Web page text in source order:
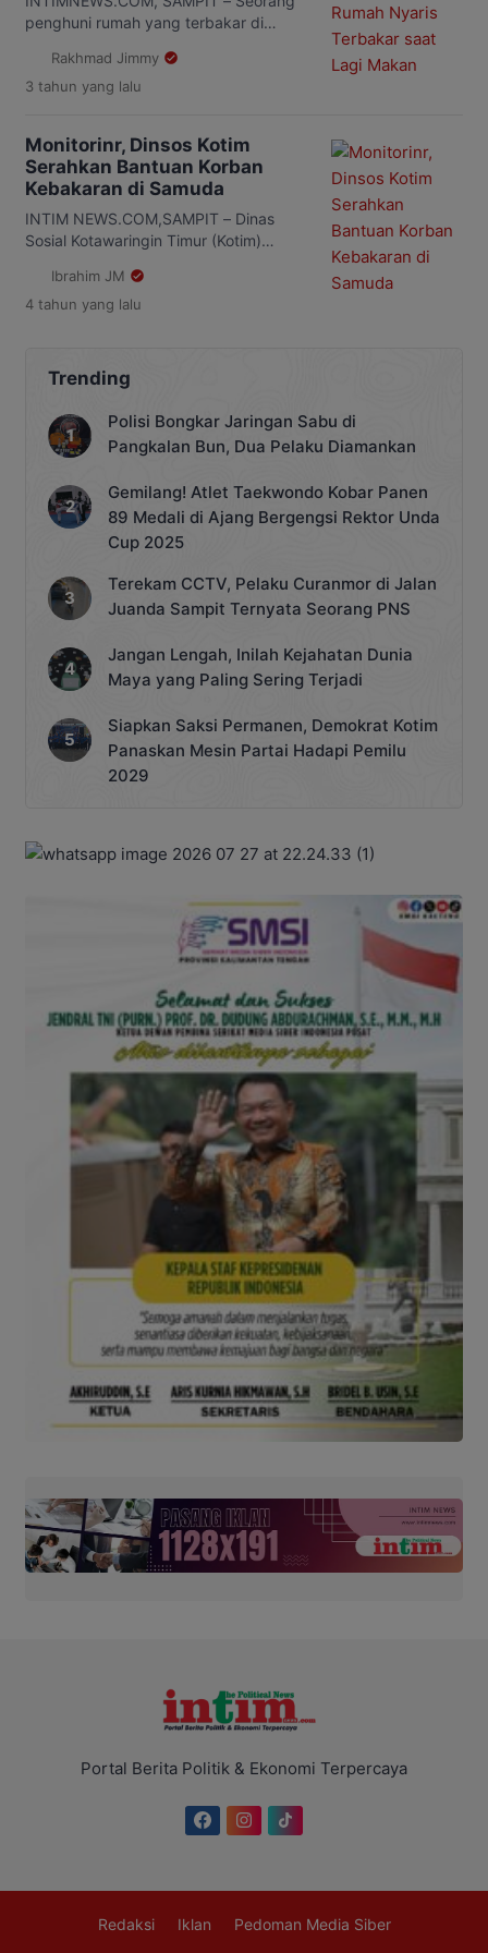
personel. Warga […]
penghuni rumah yang terbakar di
eks Golden bernama Ratna mengaku
nyaris ikut menjadi korban saat
bersama sang suami saat sedang
menyantap makan siang. “Saya lagi
makan bersama suami, tiba-tiba adik
saya teriak dari lantai dua bahwa ada
api, […]
Rakhmad Jimmy
3 tahun yang lalu
Monitorinr, Dinsos Kotim
Serahkan Bantuan Korban
Kebakaran di Samuda
INTIM NEWS.COM,SAMPIT – Dinas
Sosial Kotawaringin Timur (Kotim)
menyerahkan bantuan kepada korban
kebakaran di Desa Samuda Kota,
Kasubag Kepagawaian, M Yusuf Arif
kepada korban kebakaran. Yusuf
mengatakan, kegiatan ini sebagai
bentuk respon cepat Dinas Sosial
kepada korban kebakaran. Bantuan
Ibrahim JM
4 tahun yang lalu
Trending
Polisi Bongkar Jaringan Sabu di
Pangkalan Bun, Dua Pelaku Diamankan
Gemilang! Atlet Taekwondo Kobar Panen
89 Medali di Ajang Bergengsi Rektor Unda
Cup 2025
Terekam CCTV, Pelaku Curanmor di Jalan
Juanda Sampit Ternyata Seorang PNS
Jangan Lengah, Inilah Kejahatan Dunia
Maya yang Paling Sering Terjadi
Siapkan Saksi Permanen, Demokrat Kotim
Panaskan Mesin Partai Hadapi Pemilu
2029
Portal Berita Politik & Ekonomi Terpercaya
Redaksi Iklan Pedoman Media Siber